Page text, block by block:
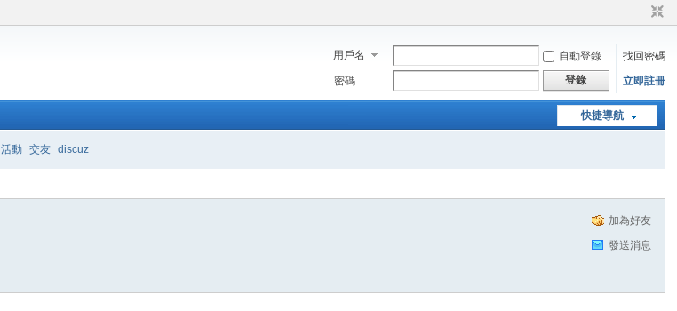
用戶名 自動登錄
找回密碼
密碼
登錄 立即註冊
快捷導航
活動 交友 discuz
加為好友
發送消息